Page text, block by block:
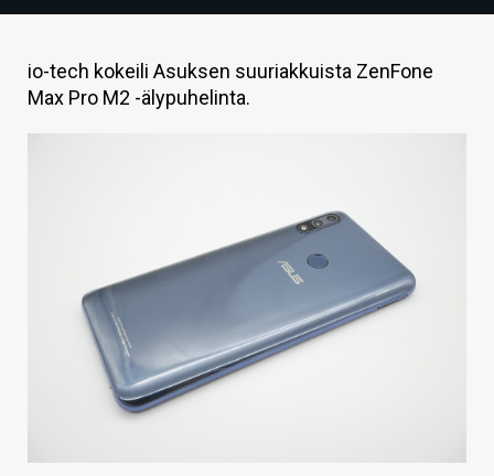
TIETOA
HINTA.FI
io-tech kokeili Asuksen suuriakkuista ZenFone
Max Pro M2 -älypuhelinta.